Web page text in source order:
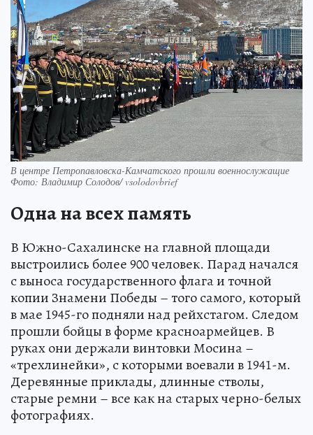
В центре Петропавловска-Камчатского прошли военнослужащие
Фото: Владимир Солодов/ vsolodovbrief
Одна на всех память
В Южно-Сахалинске на главной площади
выстроились более 900 человек. Парад начался
с выноса государственного флага и точной
копии Знамени Победы – того самого, который
в мае 1945-го подняли над рейхстагом. Следом
прошли бойцы в форме красноармейцев. В
руках они держали винтовки Мосина –
«трехлинейки», с которыми воевали в 1941-м.
Деревянные приклады, длинные стволы,
старые ремни – все как на старых черно-белых
фотографиях.